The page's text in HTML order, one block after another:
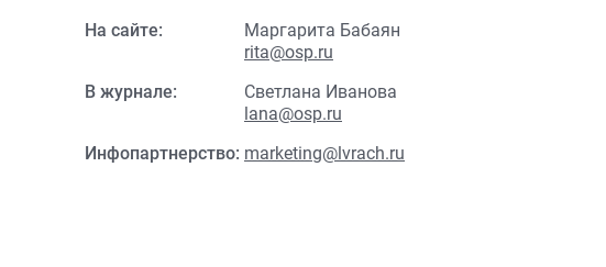
На сайте:
Маргарита Бабаян
rita@osp.ru
В журнале:
Светлана Иванова
lana@osp.ru
Инфопартнерство: marketing@lvrach.ru